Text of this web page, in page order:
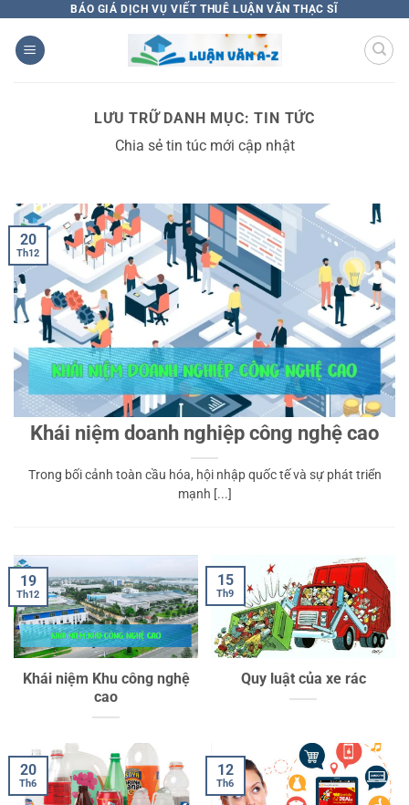
qua
nội
BÁO GIÁ DỊCH VỤ VIẾT THUÊ LUẬN VĂN THẠC SĨ
LƯU TRỮ DANH MỤC:TIN TỨC
Chia sẻ tin túc mới cập nhật
Khái niệm doanh nghiệp công nghệ cao
Trong bối cảnh toàn cầu hóa, hội nhập quốc tế và sự phát triển
mạnh [...]
20
Th12
Khái niệm Khu công nghệ
cao
19
Th12
Quy luật của xe rác
15
Th9
20
Th6
12
Th6